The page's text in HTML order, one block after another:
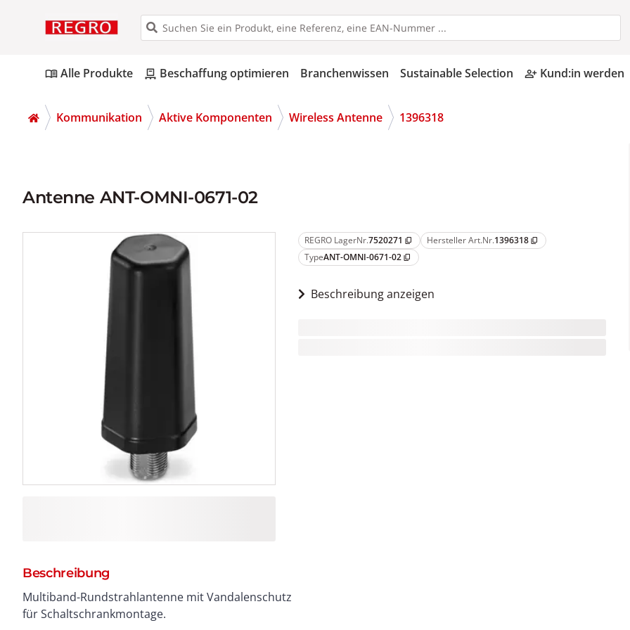
menu_bookAlle Produkte pallet Beschaffung optimieren Branchenwissen Sustainable Selection person_add_alt Kund:in werden
Kommunikation Aktive Komponenten Wireless Antenne 1396318
Antenne ANT-OMNI-0671-02
REGRO LagerNr.7520271 content_copy Hersteller Art.Nr.1396318 content_copy
TypeANT-OMNI-0671-02 content_copy
Beschreibung anzeigen
Beschreibung
Multiband-Rundstrahlantenne mit Vandalenschutz
für Schaltschrankmontage.